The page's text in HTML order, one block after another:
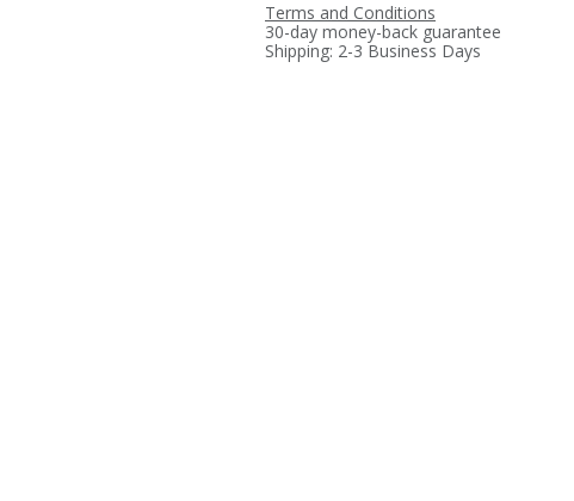
Terms and Conditions
30-day money-back guarantee
Shipping: 2-3 Business Days